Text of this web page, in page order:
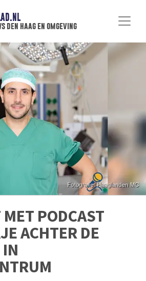
den haag en omgeving
PODCAST
ACHTER DE